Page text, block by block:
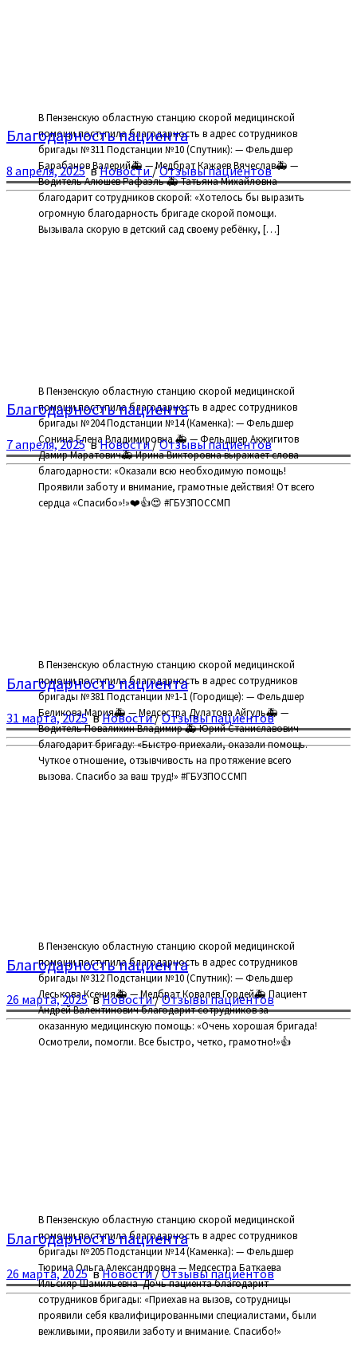
В Пензенскую областную станцию скорой медицинской
помощи поступила благодарность в адрес сотрудников
бригады №311 Подстанции №10 (Спутник): — Фельдшер
Барабанов Валерий🚑 — Медбрат Кажаев Вячеслав🚑 —
Водитель Алюшев Рафаэль 🚑 Татьяна Михайловна
благодарит сотрудников скорой: «Хотелось бы выразить
огромную благодарность бригаде скорой помощи.
Вызывала скорую в детский сад своему ребёнку, […]
Благодарность пациента
8 апреля, 2025вНовости/Отзывы пациентов
В Пензенскую областную станцию скорой медицинской
помощи поступила благодарность в адрес сотрудников
бригады №204 Подстанции №14 (Каменка): — Фельдшер
Сонина Елена Владимировна 🚑 — Фельдшер Акжигитов
Дамир Маратович🚑 Ирина Викторовна выражает слова
благодарности: «Оказали всю необходимую помощь!
Проявили заботу и внимание, грамотные действия! От всего
сердца «Спасибо»!»❤️👍😍 #ГБУЗПОССМП
Благодарность пациента
7 апреля, 2025вНовости/Отзывы пациентов
В Пензенскую областную станцию скорой медицинской
помощи поступила благодарность в адрес сотрудников
бригады №381 Подстанции №1-1 (Городище): — Фельдшер
Беликова Мария🚑 — Медсестра Дулатова Айгуль🚑 —
Водитель Повалихин Владимир 🚑 Юрий Станиславович
благодарит бригаду: «Быстро приехали, оказали помощь.
Чуткое отношение, отзывчивость на протяжение всего
вызова. Спасибо за ваш труд!» #ГБУЗПОССМП
Благодарность пациента
31 марта, 2025вНовости/Отзывы пациентов
В Пензенскую областную станцию скорой медицинской
помощи поступила благодарность в адрес сотрудников
бригады №312 Подстанции №10 (Спутник): — Фельдшер
Леськова Ксения🚑 — Медбрат Ковалев Гордей🚑 Пациент
Андрей Валентинович благодарит сотрудников за
оказанную медицинскую помощь: «Очень хорошая бригада!
Осмотрели, помогли. Все быстро, четко, грамотно!»👍
Благодарность пациента
26 марта, 2025вНовости/Отзывы пациентов
В Пензенскую областную станцию скорой медицинской
помощи поступила благодарность в адрес сотрудников
бригады №205 Подстанции №14 (Каменка): — Фельдшер
Тюрина Ольга Александровна — Медсестра Баткаева
Ильсияр Шамильевна ⁣ Дочь пациента благодарит
сотрудников бригады: «Приехав на вызов, сотрудницы
проявили себя квалифицированными специалистами, были
вежливыми, проявили заботу и внимание. Спасибо!»
Благодарность пациента
26 марта, 2025вНовости/Отзывы пациентов